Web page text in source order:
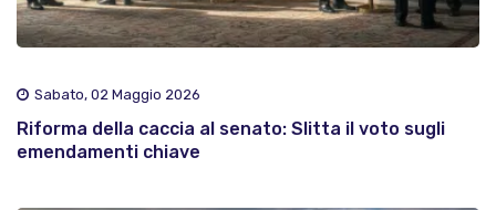
Sabato, 02 Maggio 2026
Riforma della caccia al senato: Slitta il voto sugli
emendamenti chiave